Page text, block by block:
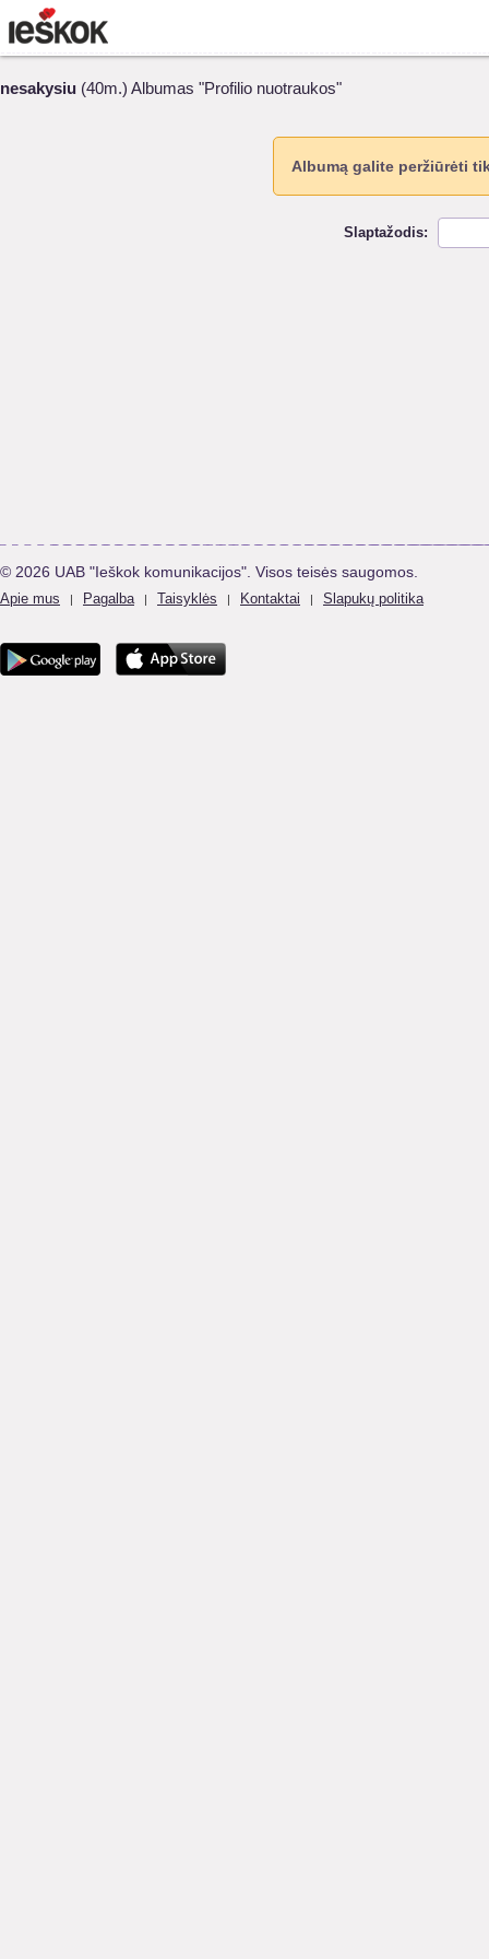
nesakysiu (40m.) Albumas "Profilio nuotraukos"
Albumą galite peržiūrėti
Slaptažodis:
© 2026 UAB "Ieškok komunikacijos". Visos teisės saugomos.
Apie mus | Pagalba | Taisyklės | Kontaktai | Slapukų politika